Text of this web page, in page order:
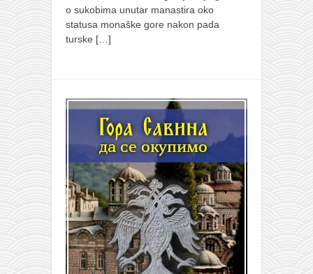
o sukobima unutar manastira oko
statusa monaške gore nakon pada
turske […]